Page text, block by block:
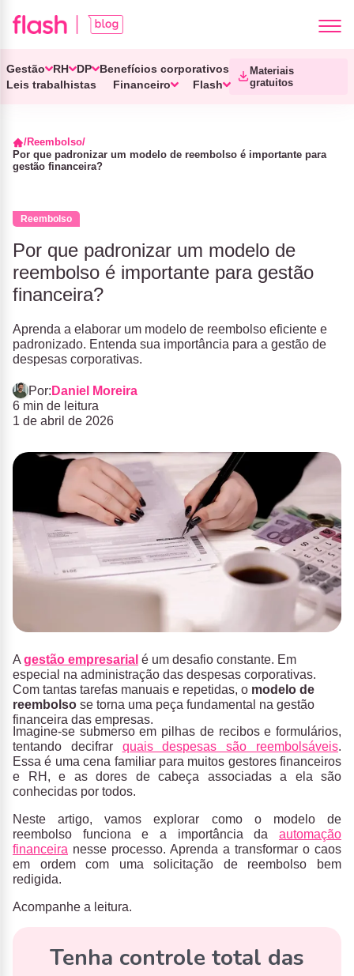
Gestão RH DP
Benefícios corporativos
Leis trabalhistas
Financeiro Flash
Materiais
gratuitos
Reembolso
Por que padronizar um modelo de reembolso é importante para
gestão financeira?
Reembolso
Por que padronizar um modelo de
reembolso é importante para gestão
financeira?
Aprenda a elaborar um modelo de reembolso eficiente e
padronizado. Entenda sua importância para a gestão de
despesas corporativas.
Por: Daniel Moreira
6 min de leitura
1 de abril de 2026
A gestão empresarial é um desafio constante. Em
especial na administração das despesas corporativas.
Com tantas tarefas manuais e repetidas, o modelo de
reembolso se torna uma peça fundamental na gestão
financeira das empresas.
Imagine-se submerso em pilhas de recibos e formulários,
tentando decifrar quais despesas são reembolsáveis.
Essa é uma cena familiar para muitos gestores financeiros
e RH, e as dores de cabeça associadas a ela são
conhecidas por todos.
Neste artigo, vamos explorar como o modelo de
reembolso funciona e a importância da automação
financeira nesse processo. Aprenda a transformar o caos
em ordem com uma solicitação de reembolso bem
redigida.
Acompanhe a leitura.